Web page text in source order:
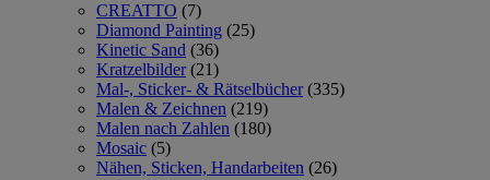
CREATTO (7)
Diamond Painting (25)
Kinetic Sand (36)
Kratzelbilder (21)
Mal-, Sticker- & Rätselbücher (335)
Malen & Zeichnen (219)
Malen nach Zahlen (180)
Mosaic (5)
Nähen, Sticken, Handarbeiten (26)